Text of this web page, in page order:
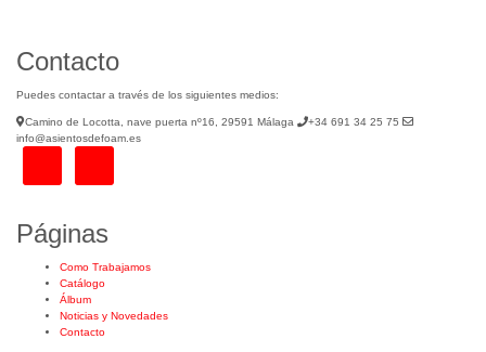
Contacto
Puedes contactar a través de los siguientes medios:
Camino de Locotta, nave puerta nº16, 29591 Málaga
+34 691 34 25 75
info@asientosdefoam.es
Páginas
Como Trabajamos
Catálogo
Álbum
Noticias y Novedades
Contacto